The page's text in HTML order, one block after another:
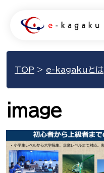
TOP > e-kagakuとは
image